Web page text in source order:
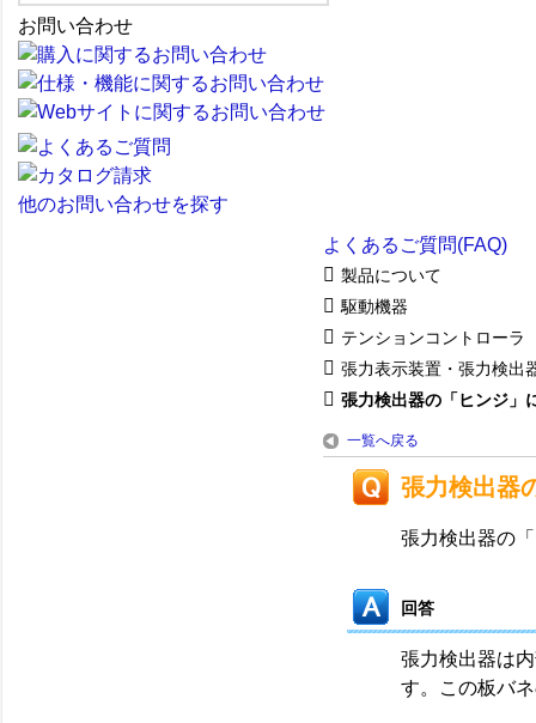
お問い合わせ
他のお問い合わせを探す
よくあるご質問(FAQ)
製品について
駆動機器
テンションコントローラ
張力表示装置・張力検出
張力検出器の「ヒンジ」
一覧へ戻る
張力検出器
張力検出器の
回答
張力検出器は
す。この板バ